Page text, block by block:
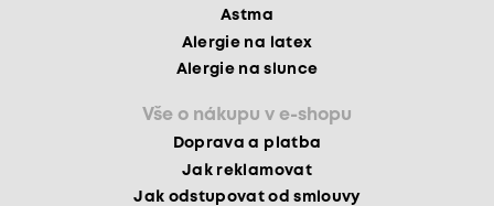
Astma
Alergie na latex
Alergie na slunce
Vše o nákupu v e-shopu
Doprava a platba
Jak reklamovat
Jak odstupovat od smlouvy